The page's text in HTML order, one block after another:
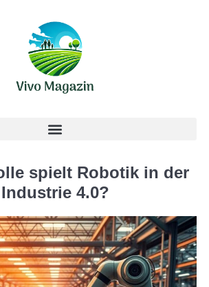
spielt Robotik in der
Industrie 4.0?